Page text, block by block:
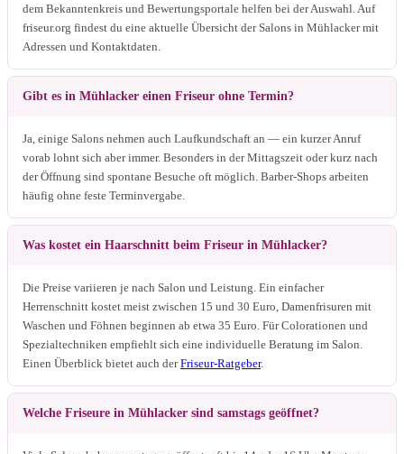
dem Bekanntenkreis und Bewertungsportale helfen bei der Auswahl. Auf
friseur.org findest du eine aktuelle Übersicht der Salons in Mühlacker mit
Adressen und Kontaktdaten.
Gibt es in Mühlacker einen Friseur ohne Termin?
Ja, einige Salons nehmen auch Laufkundschaft an — ein kurzer Anruf
vorab lohnt sich aber immer. Besonders in der Mittagszeit oder kurz nach
der Öffnung sind spontane Besuche oft möglich. Barber-Shops arbeiten
häufig ohne feste Terminvergabe.
Was kostet ein Haarschnitt beim Friseur in Mühlacker?
Die Preise variieren je nach Salon und Leistung. Ein einfacher
Herrenschnitt kostet meist zwischen 15 und 30 Euro, Damenfrisuren mit
Waschen und Föhnen beginnen ab etwa 35 Euro. Für Colorationen und
Spezialtechniken empfiehlt sich eine individuelle Beratung im Salon.
Einen Überblick bietet auch derFriseur-Ratgeber.
Welche Friseure in Mühlacker sind samstags geöffnet?